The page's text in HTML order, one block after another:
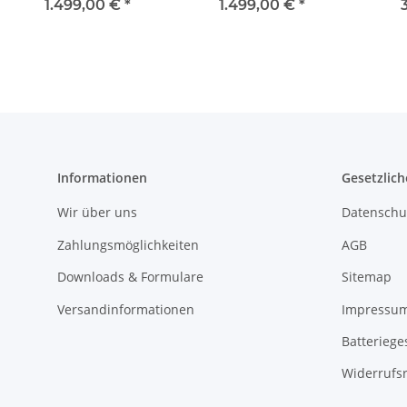
8720A030A 8720A031A
1.499,00 € *
8720A011A für Ford
1.499,00 € *
Informationen
Wir über uns
Zahlungsmöglichkeiten
Downloads & Formulare
Versandinformationen
AGB
Sitemap